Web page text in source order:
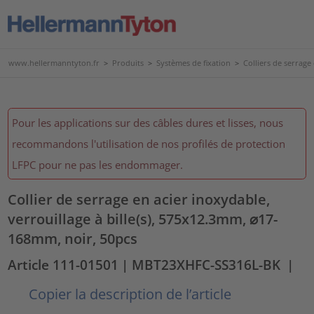
www.hellermanntyton.fr > Produits > Systèmes de fixation > Colliers de
Pour les applications sur des câbles dures et lisses, nous
recommandons l'utilisation de nos profilés de protection
LFPC pour ne pas les endommager.
Collier de serrage en acier inoxydable,
verrouillage à bille(s), 575x12.3mm, ⌀17-
168mm, noir, 50pcs
Article 111-01501 | MBT23XHFC-SS316L-BK |
Copier la description de l’article